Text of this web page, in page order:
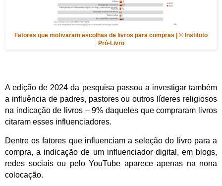
Fatores que motivaram escolhas de livros para compras | © Instituto
Pró-Livro
A edição de 2024 da pesquisa passou a investigar também
a influência de padres, pastores ou outros líderes religiosos
na indicação de livros – 9% daqueles que compraram livros
citaram esses influenciadores.
Dentre os fatores que influenciam a seleção do livro para a
compra, a indicação de um influenciador digital, em blogs,
redes sociais ou pelo YouTube aparece apenas na nona
colocação.